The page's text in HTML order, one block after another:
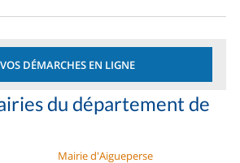
VOS DÉMARCHES EN LIGNE
du département de
Mairie d'Aigueperse